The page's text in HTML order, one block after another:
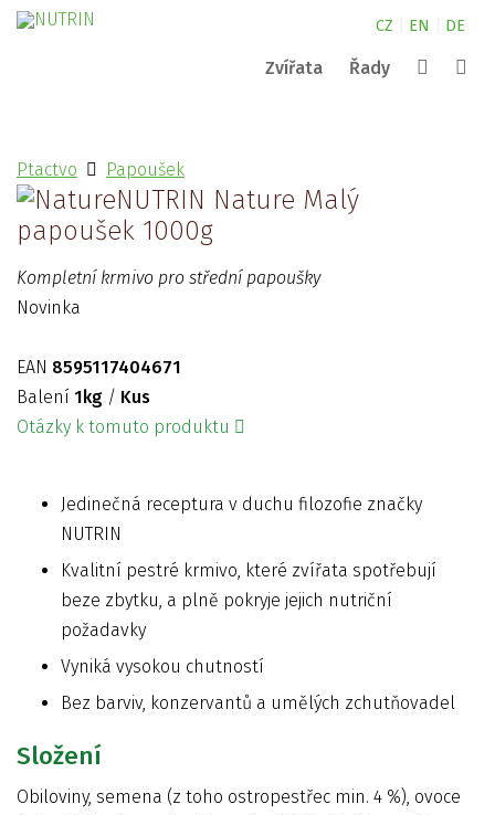
CZ EN DE
Zvířata Řady
Nature
Aquarium
Darwin´s
NUTRIN pro koně
NUTRIN pro psy
Vyhledat
Ptactvo Papoušek
NUTRIN Nature Malý
papoušek 1000g
Kompletní krmivo pro střední papoušky
Novinka
EAN 8595117404671
Balení 1kg / Kus
Otázky k tomuto produktu
Jedinečná receptura v duchu filozofie značky
NUTRIN
Kvalitní pestré krmivo, které zvířata spotřebují
beze zbytku, a plně pokryje jejich nutriční
požadavky
Vyniká vysokou chutností
Bez barviv, konzervantů a umělých zchutňovadel
Složení
Obiloviny, semena (z toho ostropestřec min. 4 %), ovoce